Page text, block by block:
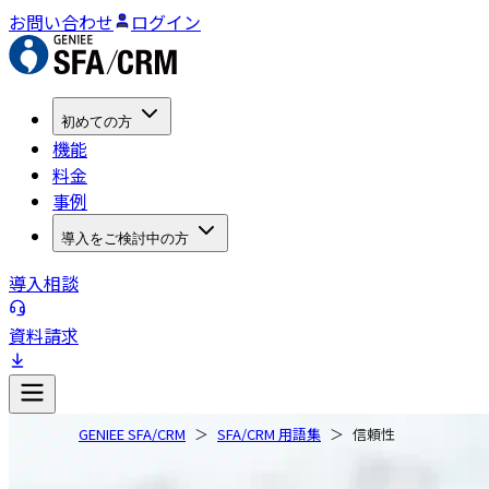
お問い合わせ ログイン
初めての方
機能
料金
事例
導入をご検討中の方
導入相談
資料請求
GENIEE SFA/CRM SFA/CRM 用語集 信頼性